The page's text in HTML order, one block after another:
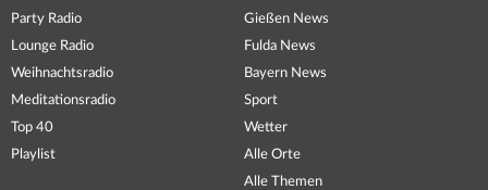
Party Radio
Lounge Radio
Weihnachtsradio
Meditationsradio
Top 40
Playlist
Gießen News
Fulda News
Bayern News
Sport
Wetter
Alle Orte
Alle Themen